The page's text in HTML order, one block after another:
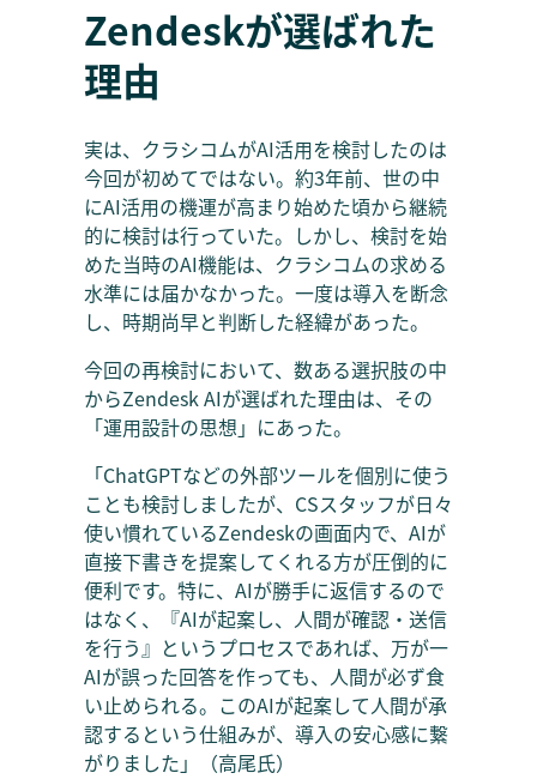
Zendeskが選ばれた
理由
実は、クラシコムがAI活用を検討したのは
今回が初めてではない。約3年前、世の中
にAI活用の機運が高まり始めた頃から継続
的に検討は行っていた。しかし、検討を始
めた当時のAI機能は、クラシコムの求める
水準には届かなかった。一度は導入を断念
し、時期尚早と判断した経緯があった。
今回の再検討において、数ある選択肢の中
からZendesk AIが選ばれた理由は、その
「運用設計の思想」にあった。
「ChatGPTなどの外部ツールを個別に使う
ことも検討しましたが、CSスタッフが日々
使い慣れているZendeskの画面内で、AIが
直接下書きを提案してくれる方が圧倒的に
便利です。特に、AIが勝手に返信するので
はなく、『AIが起案し、人間が確認・送信
を行う』というプロセスであれば、万が一
AIが誤った回答を作っても、人間が必ず食
い止められる。このAIが起案して人間が承
認するという仕組みが、導入の安心感に繋
がりました」（高尾氏）